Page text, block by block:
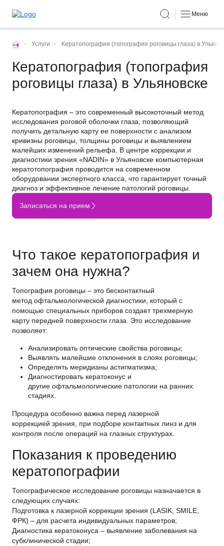
Меню
• Услуги • Кератопография (топография роговицы глаза) в
Кератопография (топография
роговицы глаза) в Ульяновске
Кератопография – это современный высокоточный метод
исследования роговой оболочки глаза, позволяющий
получить детальную карту ее поверхности с анализом
кривизны роговицы, толщины роговицы и выявлением
малейших изменений рельефа. В центре коррекции и
диагностики зрения «NADIN» в Ульяновске компьютерная
кератотопография проводится на современном
оборудовании экспертного класса, что гарантирует точный
диагноз и эффективное лечение патологий роговицы.
Записаться на прием
Что такое кератопография и
зачем она нужна?
Топография роговицы – это бесконтактный
метод офтальмологической диагностики, который с
помощью специальных приборов создает трехмерную
карту передней поверхности глаза. Это исследование
позволяет:
Анализировать оптические свойства роговицы;
Выявлять малейшие отклонения в слоях роговицы;
Определять меридианы астигматизма;
Диагностировать кератоконус и
другие офтальмологические патологии на ранних
стадиях.
Процедура особенно важна перед лазерной
коррекцией зрения, при подборе контактных линз и для
контроля после операций на глазных структурах.
Показания к проведению
кератопографии
Топографическое исследование роговицы назначается в
следующих случаях:
Подготовка к лазерной коррекции зрения (LASIK, SMILE,
ФРК) – для расчета индивидуальных параметров;
Диагностика кератоконуса – выявление заболевания на
субклинической стадии;